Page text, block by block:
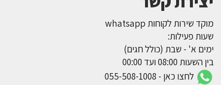
מוקד שירות לקוחות whatsapp
שעות פעילות:
ימים א' - שבת (כולל חגים)
בין השעות 08:00 ועד 00:00
לחצו כאן - 055-508-1008